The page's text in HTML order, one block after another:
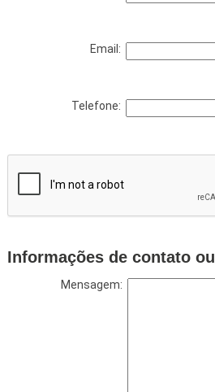
Email:
Telefone:
Informações de contato
Mensagem: